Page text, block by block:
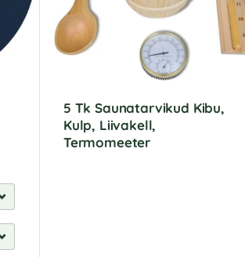
5 Tk Saunatarvikud Kibu,
Kulp, Liivakell,
Termomeeter